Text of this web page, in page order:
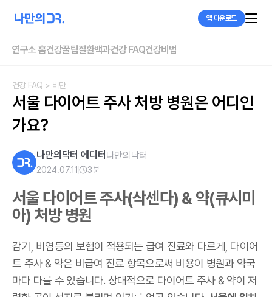
앱 다운로드
연구소 홈건강꿀팁질환백과건강 FAQ건강비법
건강 FAQ > 비만
서울 다이어트 주사 처방 병원은 어디인
가요?
나만의닥터 에디터 나만의닥터
2024.07.11 3분
서울 다이어트 주사(삭센다) & 약(큐시미
아) 처방 병원
감기, 비염등의 보험이 적용되는 급여 진료와 다르게, 다이어
트 주사 & 약은 비급여 진료 항목으로써 비용이 병원과 약국
마다 다를 수 있습니다. 상대적으로 다이어트 주사 & 약이 저